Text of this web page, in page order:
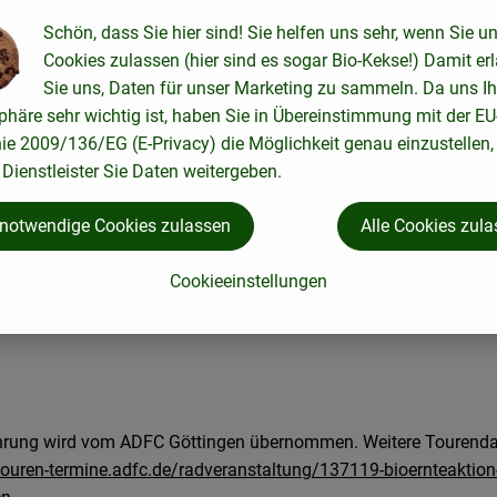
wird von der Öko-Modellregion Landkreis Göttingen in
Göttingen und Südniedersachsen und dem ADFC
an der Veranstaltung ist für Teilnehmende kostenlos. Die
Landkreis Göttingen übernommen.
bis Do.12.09.2024. Per Mail an
unter 0551 525-2877 (Sarah Liv Luttmann, Öko-Modellregion
direkt zur Gärtnerei kommen. Melde Dich dazu unter der
vermerke dieses in Deiner Mail.
wird vom ADFC Göttingen übernommen. Weitere
termine.adfc.de/radveranstaltung/137119-
Schön, dass Sie hier sind! Sie helfen uns sehr, wenn Sie
Cookies zulassen (hier sind es sogar Bio-Kekse!) Damit
Sie uns, Daten für unser Marketing zu sammeln. Da uns
sehr wichtig ist, haben Sie in Übereinstimmung mit der
2009/136/EG (E-Privacy) die Möglichkeit genau einzustellen,
Sie Daten weitergeben.
Cookieeinstellungen
Cookies zulassen Alle Cookies